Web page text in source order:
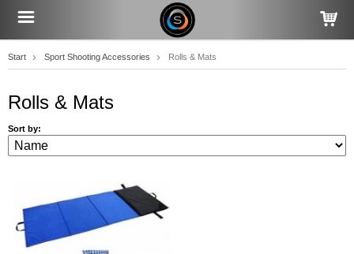
Start Sport Shooting Accessories Rolls & Mats
Rolls & Mats
Sort by: